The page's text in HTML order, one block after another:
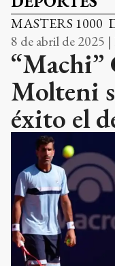
MASTERS 1000
8 de abril de 2025
“Machi”
Molteni
éxito el